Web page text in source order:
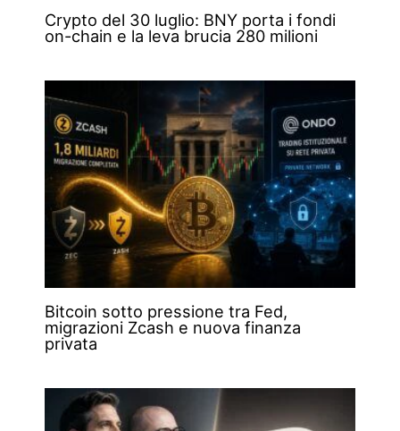
Crypto del 30 luglio: BNY porta i fondi
on-chain e la leva brucia 280 milioni
Bitcoin sotto pressione tra Fed,
migrazioni Zcash e nuova finanza
privata